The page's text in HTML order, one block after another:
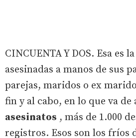
CINCUENTA Y DOS. Esa es
asesinadas a manos de sus
parejas, maridos o ex
fin y al cabo, en lo que va de
asesinatos , más de 1.000
registros. Esos son los fríos